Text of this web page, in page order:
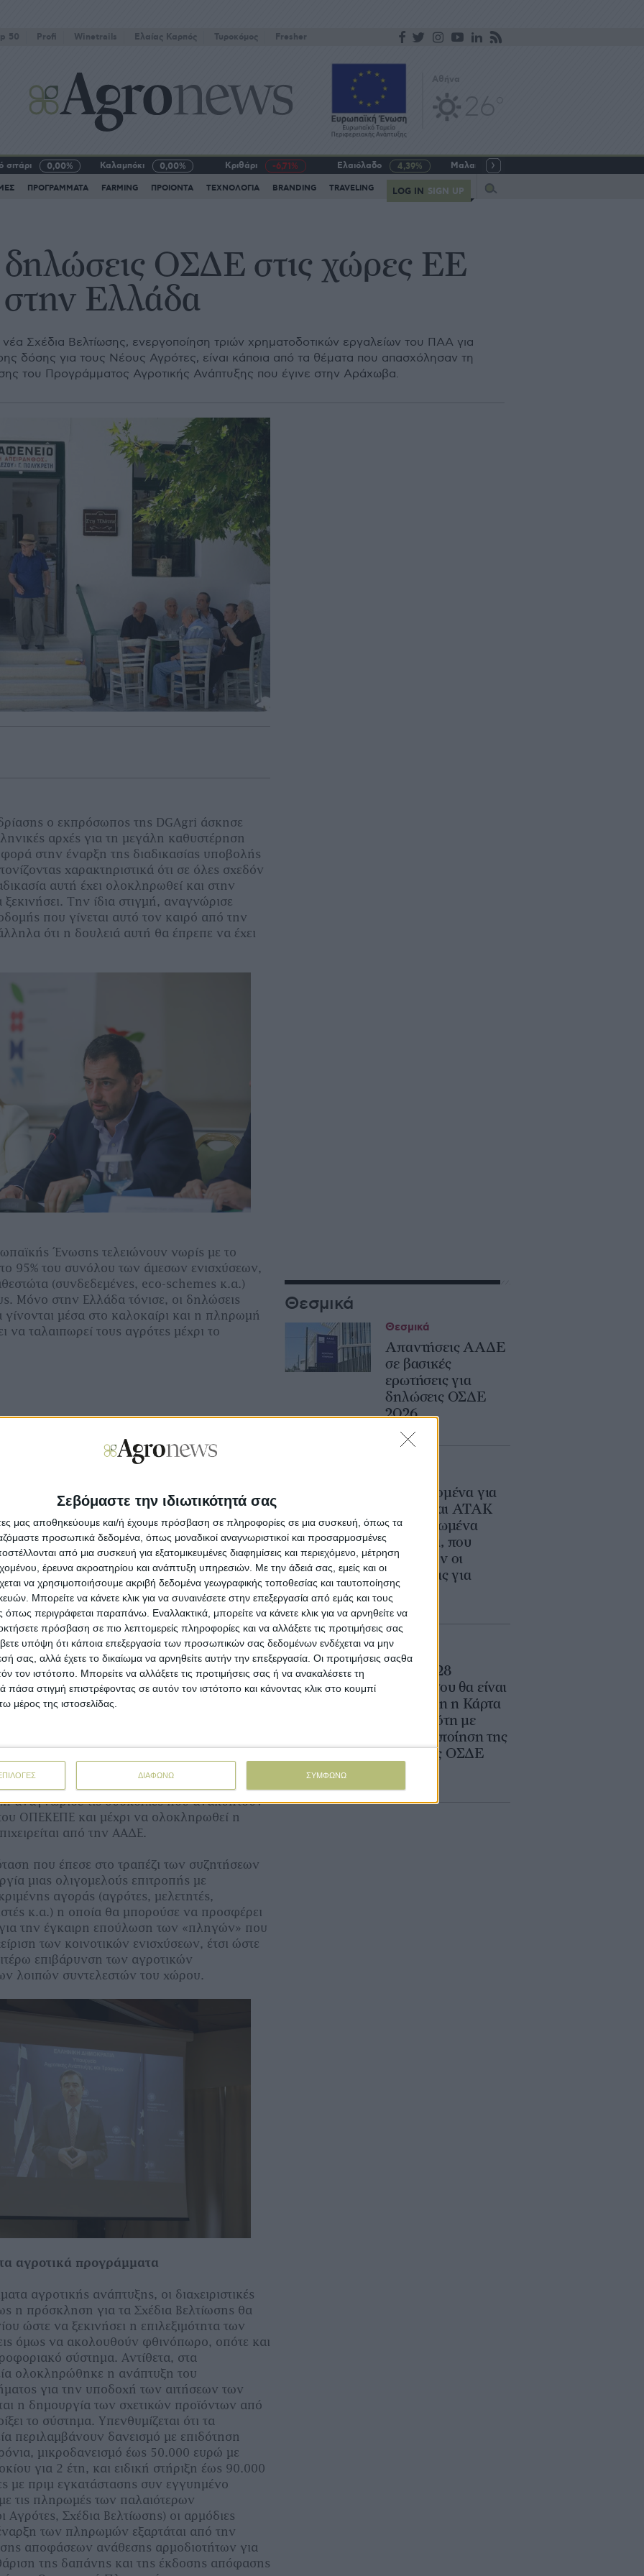
Σεβόμαστε την ιδιωτικότητά σας
μας αποθηκεύουμε και/ή έχουμε πρόσβαση σε πληροφορίες σε μια συσκευή, όπως τα
προσωπικά δεδομένα, όπως μοναδικοί αναγνωριστικοί και προσαρμοσμένες
από μια συσκευή για εξατομικευμένες διαφημίσεις και περιεχόμενο, μέτρηση
έρευνα ακροατηρίου και ανάπτυξη υπηρεσιών. Με την άδειά σας, εμείς και οι
να χρησιμοποιήσουμε ακριβή δεδομένα γεωγραφικής τοποθεσίας και ταυτοποίησης
Μπορείτε να κάνετε κλικ για να συναινέσετε στην επεξεργασία από εμάς και τους
περιγράφεται παραπάνω. Εναλλακτικά, μπορείτε να κάνετε κλικ για να αρνηθείτε να
πρόσβαση σε πιο λεπτομερείς πληροφορίες και να αλλάξετε τις προτιμήσεις σας
υπόψη ότι κάποια επεξεργασία των προσωπικών σας δεδομένων ενδέχεται να μην
σας, αλλά έχετε το δικαίωμα να αρνηθείτε αυτήν την επεξεργασία. Οι προτιμήσεις σαςθα
τον ιστότοπο. Μπορείτε να αλλάξετε τις προτιμήσεις σας ή να ανακαλέσετε τη
στιγμή επιστρέφοντας σε αυτόν τον ιστότοπο και κάνοντας κλικ στο κουμπί
μέρος της ιστοσελίδας.
ΔΙΑΦΩΝΩ ΣΥΜΦΩΝΩ
50 Profi Winetrails Eλαίας Καρπός Τυροκόμος Fresher
σιτάρι 0,00% Καλαμπόκι 0,00% Κριθάρι -6,71% Ελαιόλαδο 4,39% Μαλακό σιτάρι
ΠΡΟΓΡΑΜΜΑΤΑ FARMING ΠΡΟΙΟΝΤΑ ΤΕΧΝΟΛΟΓΙΑ BRANDING TRAVELING LOG IN SIGN UP
δηλώσεις ΟΣΔΕ στις χώρες ΕΕ
στην Ελλάδα
νέα Σχέδια Βελτίωσης, ενεργοποίηση τριών χρηματοδοτικών εργαλείων του ΠΑΑ για
δόσης για τους Νέους Αγρότες, είναι κάποια από τα θέματα που απασχόλησαν τη
του Προγράμματος Αγροτικής Ανάπτυξης που έγινε στην Αράχωβα.
ο εκπρόσωπος της DGAgri άσκησε
αρχές για τη μεγάλη καθυστέρηση
στην έναρξη της διαδικασίας υποβολής
χαρακτηριστικά ότι σε όλες σχεδόν
αυτή έχει ολοκληρωθεί και στην
Την ίδια στιγμή, αναγνώρισε
που γίνεται αυτό τον καιρό από την
ότι η δουλειά αυτή θα έπρεπε να έχει
Ένωσης τελειώνουν νωρίς με το
95% του συνόλου των άμεσων ενισχύσεων,
(συνδεδεμένες, eco-schemes κ.α.)
Μόνο στην Ελλάδα τόνισε, οι δηλώσεις
μέσα στο καλοκαίρι και η πληρωμή
να ταλαιπωρεί τους αγρότες μέχρι το
υψηλή ανάλυση την
Πόρων και Υποδομών, Αργυρώ
την ικανοποίησή της για την
με βάση της εικόνα της προγραμματικής
αναγνώρισε τις δυσκολίες που ανακύπτουν
ΟΠΕΚΕΠΕ και μέχρι να ολοκληρωθεί η
από την ΑΑΔΕ.
που έπεσε στο τραπέζι των συζητήσεων
μιας ολιγομελούς επιτροπής με
αγοράς (αγρότες, μελετητές,
κ.α.) η οποία θα μπορούσε να προσφέρει
την έγκαιρη επούλωση των «πληγών» που
των κοινοτικών ενισχύσεων, έτσι ώστε
επιβάρυνση των αγροτικών
λοιπών συντελεστών του χώρου.
αγροτικά προγράμματα
αγροτικής ανάπτυξης, οι διαχειριστικές
η πρόσκληση για τα Σχέδια Βελτίωσης θα
ώστε να ξεκινήσει η επιλεξιμότητα των
όμως να ακολουθούν φθινόπωρο, οπότε και
σύστημα. Αντίθετα, στα
ολοκληρώθηκε η ανάπτυξη του
για την υποδοχή των αιτήσεων των
η δημουργία των σχετικών προϊόντων από
το σύστημα. Υπενθυμίζεται ότι τα
περιλαμβάνουν δανεισμό με επιδότηση
μικροδανεισμό έως 50.000 ευρώ με
για 2 έτη, και ειδική στήριξη έως 90.000
με πριμ εγκατάστασης συν εγγυημένο
τις πληρωμές των παλαιότερων
Σχέδια Βελτίωσης) οι αρμόδιες
των πληρωμών εξαρτάται από την
αποφάσεων ανάθεσης αρμοδιοτήτων για
της δαπάνης και της έκδοσης απόφασης
Θεσμικά
Απαντήσεις ΑΑΔΕ
σε βασικές
ερωτήσεις για
δηλώσεις ΟΣΔΕ
2026
Θεσμικά
Νέα δεδομένα για
ΚΑΕΚ και ΑΤΑΚ
στα μισθωμένα
χωράφια, που
υπάρχουν οι
εξαιρέσεις για
φέτος
Από τις 28
Αυγούστου θα είναι
διαθέσιμη η Κάρτα
του Αγρότη με
οριστικοποίηση της
δήλωσης ΟΣΔΕ
Θεσμικά